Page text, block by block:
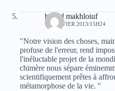
hamid makhloiuf
13 JANVIER 2013/15H24
"Notre vision des choses,
profuse de l'erreur, rend
l'inéluctable projet de la
chimère nous sépare
scientifiquement prêtes à
métamorphose de la vie. "